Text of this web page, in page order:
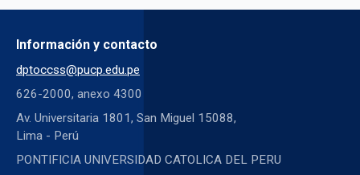
Información y contacto
dptoccss@pucp.edu.pe
626-2000, anexo 4300
Av. Universitaria 1801, San Miguel 15088,
Lima - Perú
PONTIFICIA UNIVERSIDAD CATOLICA DEL PERU